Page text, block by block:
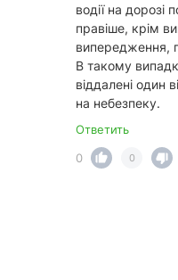
водії на дорозі
правіше, крім
випередження,
В такому
віддалені один
на небезпеку.
Ответить
0
0